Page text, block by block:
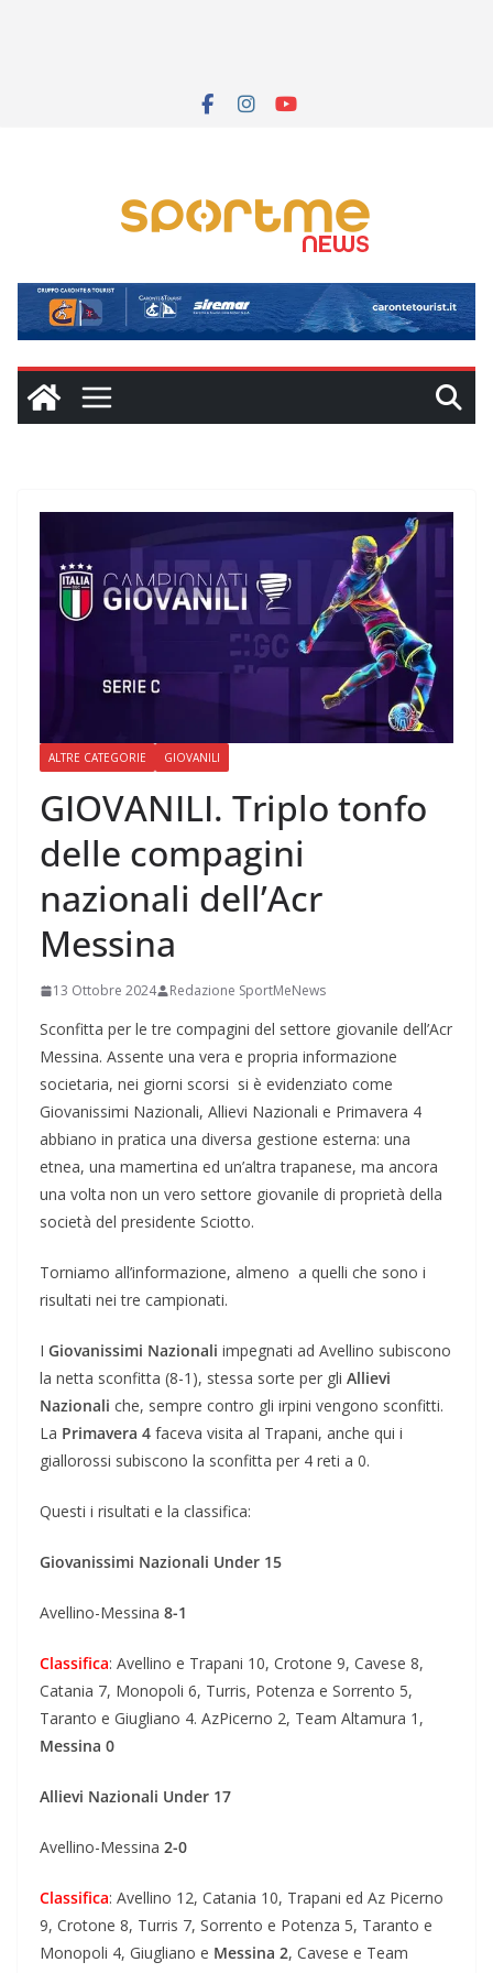
ALTRE CATEGORIE GIOVANILI
GIOVANILI. Triplo tonfo
delle compagini
nazionali dell’Acr
Messina
13 Ottobre 2024 Redazione SportMeNews
Sconfitta per le tre compagini del settore giovanile dell’Acr
Messina. Assente una vera e propria informazione
societaria, nei giorni scorsi si è evidenziato come
Giovanissimi Nazionali, Allievi Nazionali e Primavera 4
abbiano in pratica una diversa gestione esterna: una
etnea, una mamertina ed un’altra trapanese, ma ancora
una volta non un vero settore giovanile di proprietà della
società del presidente Sciotto.
Torniamo all’informazione, almeno a quelli che sono i
risultati nei tre campionati.
I Giovanissimi Nazionali impegnati ad Avellino subiscono
la netta sconfitta (8-1), stessa sorte per gli Allievi
Nazionali che, sempre contro gli irpini vengono sconfitti.
La Primavera 4 faceva visita al Trapani, anche qui i
giallorossi subiscono la sconfitta per 4 reti a 0.
Questi i risultati e la classifica:
Giovanissimi Nazionali Under 15
Avellino-Messina 8-1
Classifica: Avellino e Trapani 10, Crotone 9, Cavese 8,
Catania 7, Monopoli 6, Turris, Potenza e Sorrento 5,
Taranto e Giugliano 4. AzPicerno 2, Team Altamura 1,
Messina 0
Allievi Nazionali Under 17
Avellino-Messina 2-0
Classifica: Avellino 12, Catania 10, Trapani ed Az Picerno
9, Crotone 8, Turris 7, Sorrento e Potenza 5, Taranto e
Monopoli 4, Giugliano e Messina 2, Cavese e Team